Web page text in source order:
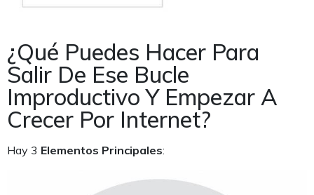
¿Qué Puedes Hacer Para
Salir De Ese Bucle
Improductivo Y Empezar A
Crecer Por Internet?
Hay 3 Elementos Principales: